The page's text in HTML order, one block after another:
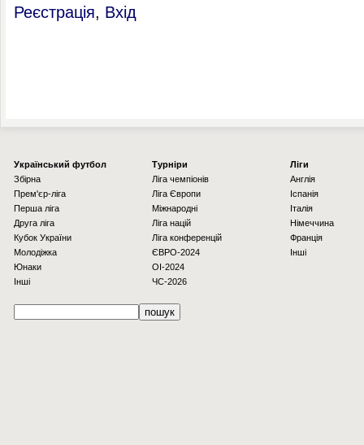
Реєстрація, Вхід
Українcький футбол
Збірна
Прем'єр-ліга
Перша ліга
Друга ліга
Кубок України
Молодіжка
Юнаки
Інші
Турніри
Ліга чемпіонів
Ліга Європи
Міжнародні
Ліга націй
Ліга конференцій
ЄВРО-2024
OI-2024
ЧС-2026
Ліги
Англія
Іспанія
Італія
Німеччина
Франція
Інші